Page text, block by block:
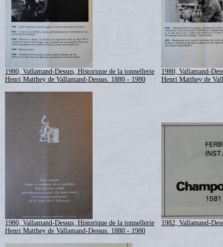
1980, Vallamand-Dessus, Historique de la tonnellerie
Henri Matthey de Vallamand-Dessus. 1880 - 1980
1980, Vallamand-
Henri Matthey de
1980, Vallamand-Dessus, Historique de la tonnellerie
Henri Matthey de Vallamand-Dessus. 1880 - 1980
1982, Vallamand-